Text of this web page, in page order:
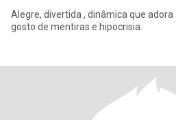
Alegre, divertida , dinâmica que adora
gosto de mentiras e hipocrisia.